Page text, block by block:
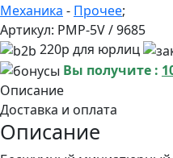
Механика - Прочее;
Артикул: PMP-5V / 9685
220р для юрлиц
Вы получите :
Описание
Доставка и оплата
Описание